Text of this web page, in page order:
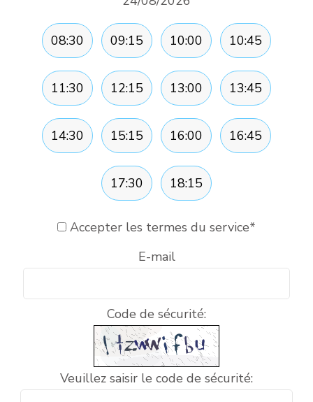
08:30 09:15 10:00 10:45
11:30 12:15 13:00 13:45
14:30 15:15 16:00 16:45
17:30 18:15
Accepter les termes du service*
E-mail
Code de sécurité:
Veuillez saisir le code de sécurité: